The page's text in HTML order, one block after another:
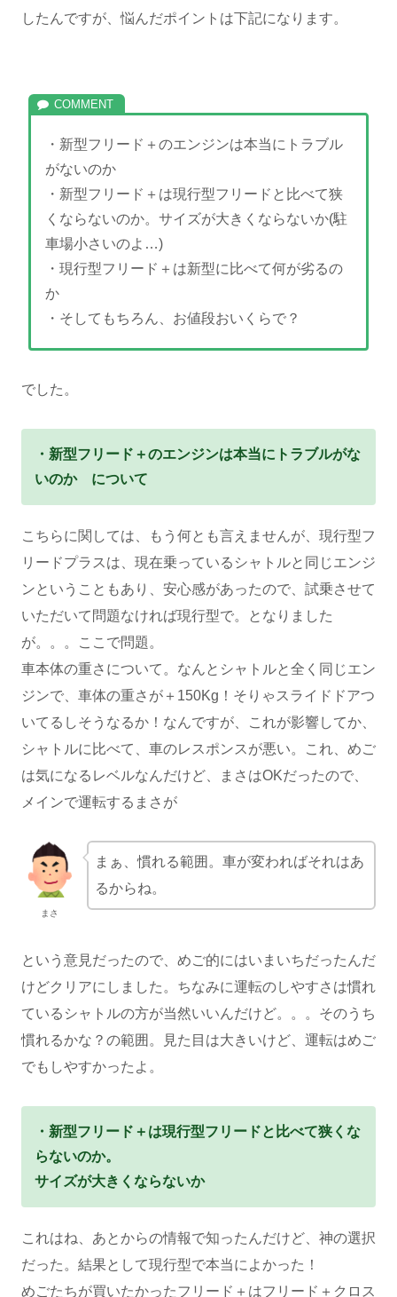
したんですが、悩んだポイントは下記になります。
・新型フリード＋のエンジンは本当にトラブル
がないのか
・新型フリード＋は現行型フリードと比べて狭
くならないのか。サイズが大きくならないか(駐
車場小さいのよ…)
・現行型フリード＋は新型に比べて何が劣るの
か
・そしてもちろん、お値段おいくらで？
でした。
・新型フリード＋のエンジンは本当にトラブルがな
いのか について
こちらに関しては、もう何とも言えませんが、現行型フ
リードプラスは、現在乗っているシャトルと同じエンジ
ンということもあり、安心感があったので、試乗させて
いただいて問題なければ現行型で。となりました
が。。。ここで問題。
車本体の重さについて。なんとシャトルと全く同じエン
ジンで、車体の重さが＋150Kg！そりゃスライドドアつ
いてるしそうなるか！なんですが、これが影響してか、
シャトルに比べて、車のレスポンスが悪い。これ、めご
は気になるレベルなんだけど、まさはOKだったので、
メインで運転するまさが
まさ
まぁ、慣れる範囲。車が変わればそれはあ
るからね。
という意見だったので、めご的にはいまいちだったんだ
けどクリアにしました。ちなみに運転のしやすさは慣れ
ているシャトルの方が当然いいんだけど。。。そのうち
慣れるかな？の範囲。見た目は大きいけど、運転はめご
でもしやすかったよ。
・新型フリード＋は現行型フリードと比べて狭くな
らないのか。
サイズが大きくならないか
これはね、あとからの情報で知ったんだけど、神の選択
だった。結果として現行型で本当によかった！
めごたちが買いたかったフリード＋はフリード＋クロス